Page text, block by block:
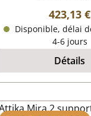
Prix
423,13 €
Disponible, délai
4-6 jours
Détails